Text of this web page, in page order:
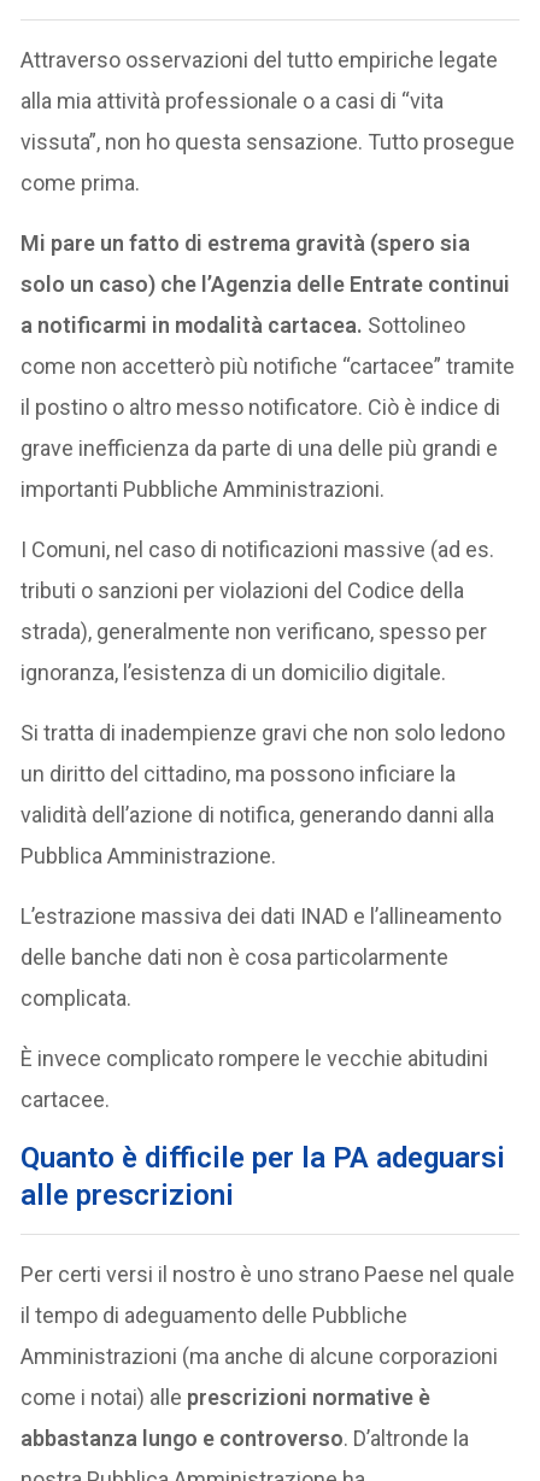
Attraverso osservazioni del tutto empiriche legate
alla mia attività professionale o a casi di “vita
vissuta”, non ho questa sensazione. Tutto prosegue
come prima.
Mi pare un fatto di estrema gravità (spero sia
solo un caso) che l’Agenzia delle Entrate continui
a notificarmi in modalità cartacea. Sottolineo
come non accetterò più notifiche “cartacee” tramite
il postino o altro messo notificatore. Ciò è indice di
grave inefficienza da parte di una delle più grandi e
importanti Pubbliche Amministrazioni.
I Comuni, nel caso di notificazioni massive (ad es.
tributi o sanzioni per violazioni del Codice della
strada), generalmente non verificano, spesso per
ignoranza, l’esistenza di un domicilio digitale.
Si tratta di inadempienze gravi che non solo ledono
un diritto del cittadino, ma possono inficiare la
validità dell’azione di notifica, generando danni alla
Pubblica Amministrazione.
L’estrazione massiva dei dati INAD e l’allineamento
delle banche dati non è cosa particolarmente
complicata.
È invece complicato rompere le vecchie abitudini
cartacee.
Quanto è difficile per la PA adeguarsi
alle prescrizioni
Per certi versi il nostro è uno strano Paese nel quale
il tempo di adeguamento delle Pubbliche
Amministrazioni (ma anche di alcune corporazioni
come i notai) alle prescrizioni normative è
abbastanza lungo e controverso. D’altronde la